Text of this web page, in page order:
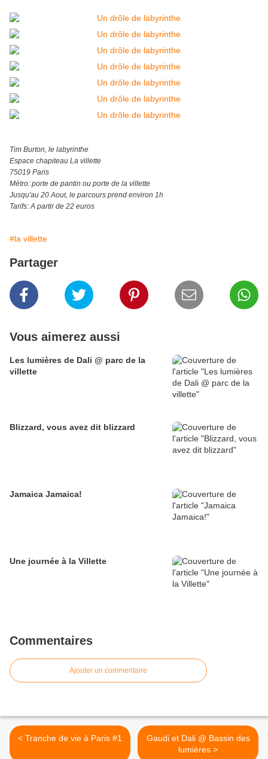
Tim Burton, le labyrinthe
Espace chapiteau La villette
75019 Paris
Métro: porte de pantin ou porte de la villette
Jusqu'au 20 Aout, le parcours prend environ 1h
Tarifs: A partir de 22 euros
#la villette
Partager
Vous aimerez aussi
Les lumières de Dali @ parc de la
villette
Blizzard, vous avez dit blizzard
Jamaica Jamaica!
Une journée à la Villette
Commentaires
Ajouter un commentaire
< Tranche de vie à Paris #1
Gaudi et Dali @ Bassin des
lumières >